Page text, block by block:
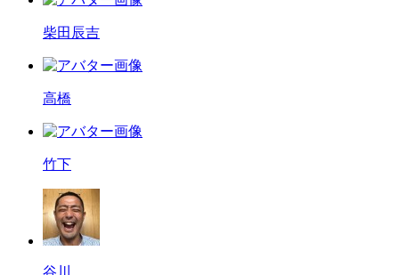
柴田辰吉
高橋
竹下
谷川